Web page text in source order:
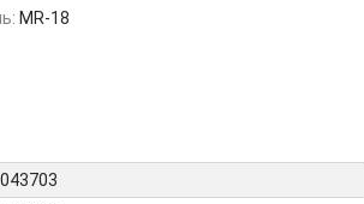
MR-18